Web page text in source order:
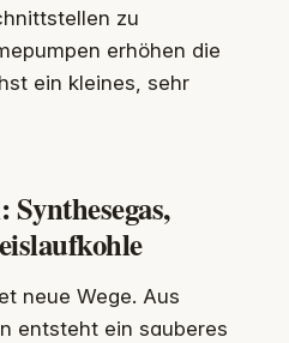
zu
erhöhen die
ein kleines, sehr
neue Wege. Aus
entsteht ein sauberes